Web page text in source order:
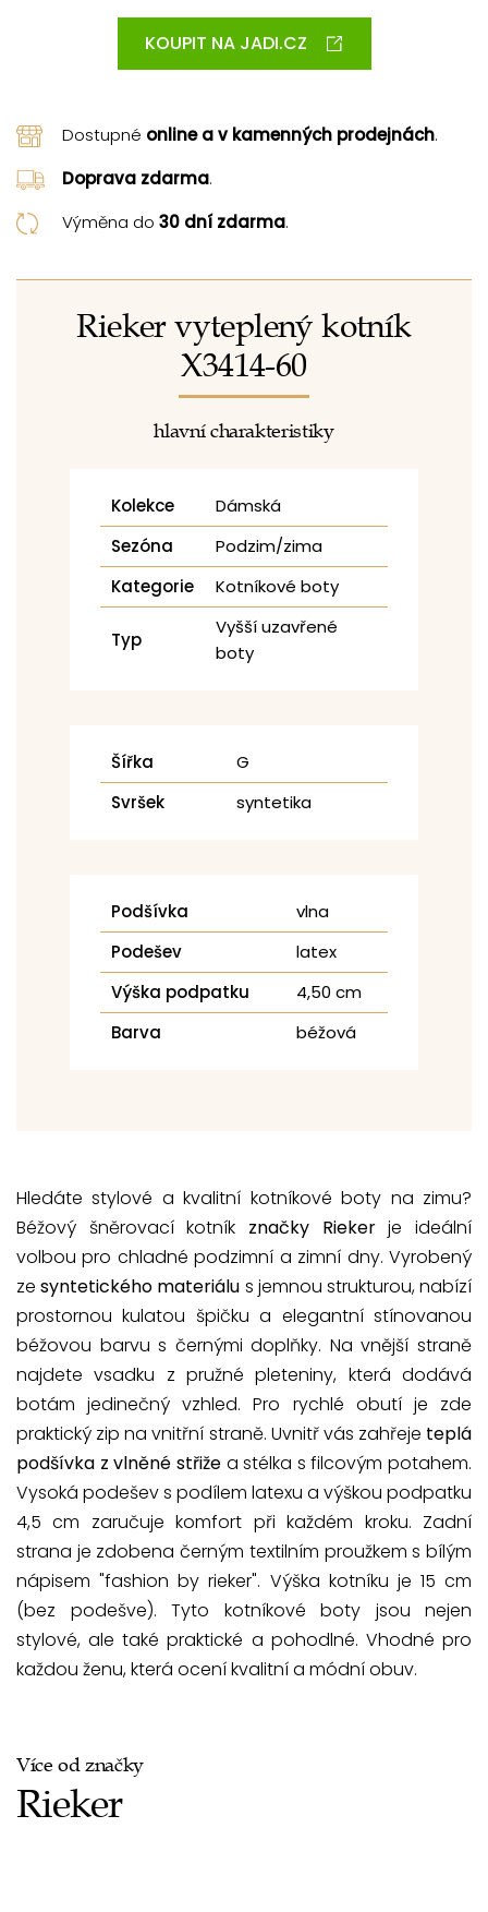
KOUPIT NA JADI.CZ
Dostupné online a v kamenných prodejnách.
Doprava zdarma.
Výměna do 30 dní zdarma.
Rieker vyteplený kotník
X3414-60
hlavní charakteristiky
Kolekce
Dámská
Sezóna
Podzim/zima
Kategorie
Kotníkové boty
Typ
Vyšší uzavřené
boty
Šířka
G
Svršek
syntetika
Podšívka
vlna
Podešev
latex
Výška podpatku
4,50 cm
Barva
béžová
Hledáte stylové a kvalitní kotníkové boty na zimu?
Béžový šněrovací kotník značky Riekerje ideální
volbou pro chladné podzimní a zimní dny. Vyrobený
zesyntetického materiálu s jemnou strukturou, nabízí
prostornou kulatou špičku a elegantní stínovanou
béžovou barvu s černými doplňky. Na vnější straně
najdete vsadku z pružné pleteniny, která dodává
botám jedinečný vzhled. Pro rychlé obutí je zde
praktický zip na vnitřní straně. Uvnitř vás zahřeje teplá
podšívka z vlněné střižea stélka s filcovým potahem.
Vysoká podešev s podílem latexu a výškou podpatku
4,5 cm zaručuje komfort při každém kroku. Zadní
strana je zdobena černým textilním proužkem s bílým
nápisem "fashion by rieker". Výška kotníku je 15 cm
(bez podešve). Tyto kotníkové boty jsou nejen
stylové, ale také praktické a pohodlné. Vhodné pro
každou ženu, která ocení kvalitní a módní obuv.
Více od značky
Rieker